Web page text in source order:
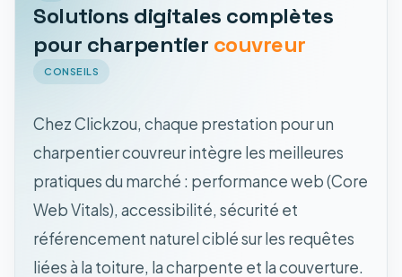
Solutions digitales complètes
pour charpentier couvreur
CONSEILS
Chez Clickzou, chaque prestation pour un
charpentier couvreur intègre les meilleures
pratiques du marché : performance web (Core
Web Vitals), accessibilité, sécurité et
référencement naturel ciblé sur les requêtes
liées à la toiture, la charpente et la couverture.